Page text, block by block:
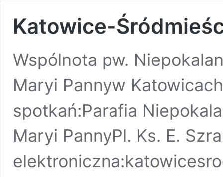
Katowice-
Wspólnota pw.
Maryi Pannyw
spotkań:Parafia
Maryi PannyPl. Ks. E.